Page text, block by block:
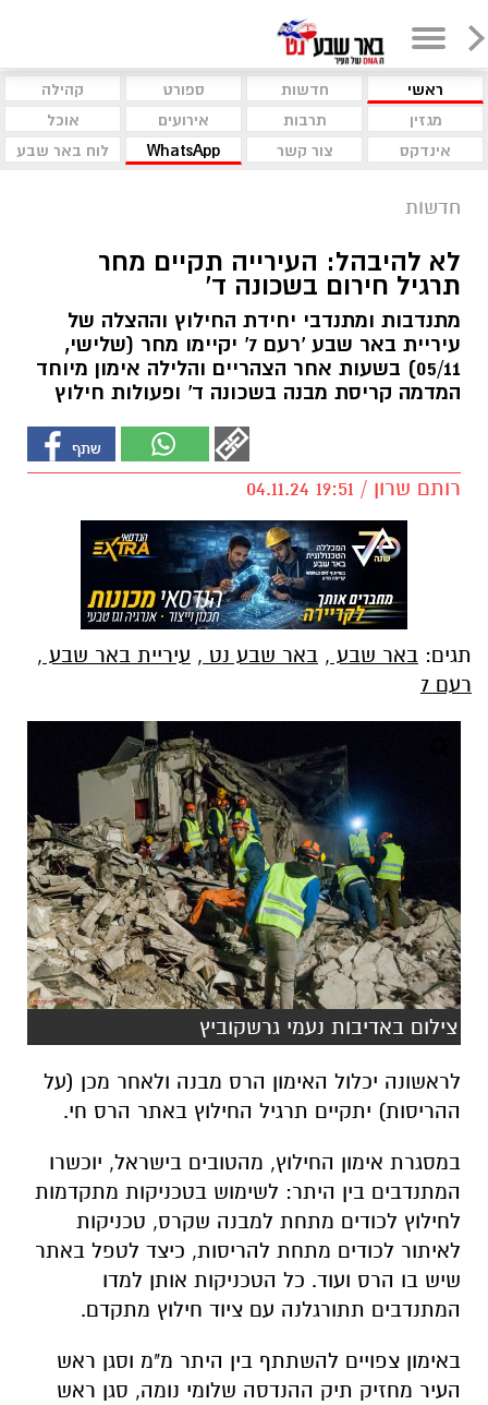
ראשי חדשות ספורט
קהילה
מגזין
תרבות אירועים
אוכל
אינדקס
צור קשר WhatsApp לוח באר שבע
חדשות
לא להיבהל: העירייה תקיים מחר
תרגיל חירום בשכונה ד'
מתנדבות ומתנדבי יחידת החילוץ וההצלה של
עיריית באר שבע 'רעם 7' יקיימו מחר (שלישי,
05/11) בשעות אחר הצהריים והלילה אימון מיוחד
המדמה קריסת מבנה בשכונה ד' ופעולות חילוץ
רותם שרון / 19:51 04.11.24
תגים: באר שבע , באר שבע נט , עיריית באר שבע ,
רעם 7
צילום באדיבות נעמי גרשקוביץ
לראשונה יכלול האימון הרס מבנה ולאחר מכן (על
ההריסות) יתקיים תרגיל החילוץ באתר הרס חי.
במסגרת אימון החילוץ, מהטובים בישראל, יוכשרו
המתנדבים בין היתר: לשימוש בטכניקות מתקדמות
לחילוץ לכודים מתחת למבנה שקרס, טכניקות
לאיתור לכודים מתחת להריסות, כיצד לטפל באתר
שיש בו הרס ועוד. כל הטכניקות אותן למדו
המתנדבים תתורגלנה עם ציוד חילוץ מתקדם.
באימון צפויים להשתתף בין היתר מ"מ וסגן ראש
העיר מחזיק תיק ההנדסה שלומי נומה, סגן ראש